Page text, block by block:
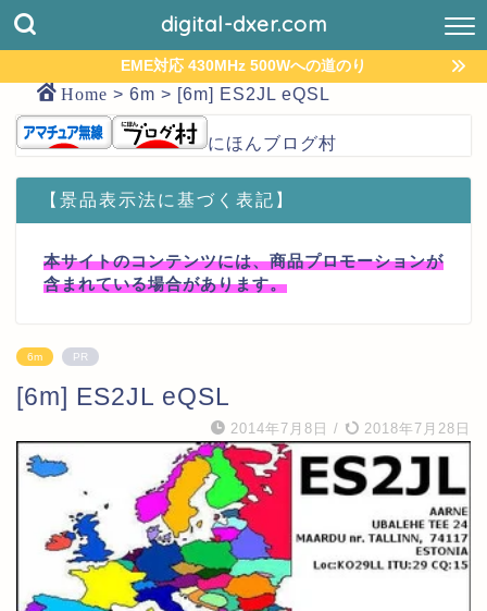
digital-dxer.com
EME対応 430MHz 500Wへの道のり
Home > 6m > [6m] ES2JL eQSL
にほんブログ村
【景品表示法に基づく表記】
本サイトのコンテンツには、商品プロモーションが
含まれている場合があります。
6m PR
[6m] ES2JL eQSL
2014年7月8日 / 2018年7月28日